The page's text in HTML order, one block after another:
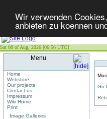
Wir verwenden
anbieten zu koennen
Sat 08 of Aug, 2026 [06:56 UTC]
Menu
Home
Webstore
Our projects
Contact us
Impressum
Wiki Home
Print
Image Galleries
Go